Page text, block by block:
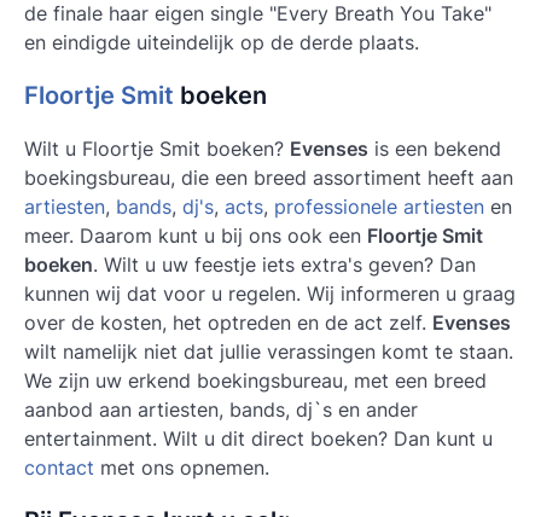
de finale haar eigen single "Every Breath You Take"
en eindigde uiteindelijk op de derde plaats.
Floortje Smit boeken
Wilt u Floortje Smit boeken? Evenses is een bekend
boekingsbureau, die een breed assortiment heeft aan
artiesten, bands, dj's, acts, professionele artiesten en
meer. Daarom kunt u bij ons ook een Floortje Smit
boeken. Wilt u uw feestje iets extra's geven? Dan
kunnen wij dat voor u regelen. Wij informeren u graag
over de kosten, het optreden en de act zelf. Evenses
wilt namelijk niet dat jullie verassingen komt te staan.
We zijn uw erkend boekingsbureau, met een breed
aanbod aan artiesten, bands, dj`s en ander
entertainment. Wilt u dit direct boeken? Dan kunt u
contact met ons opnemen.